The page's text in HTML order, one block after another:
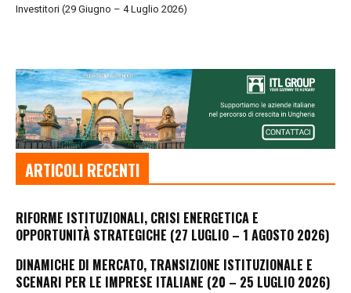
Investitori (29 Giugno – 4 Luglio 2026)
ARTICOLI RECENTI
RIFORME ISTITUZIONALI, CRISI ENERGETICA E
OPPORTUNITÀ STRATEGICHE (27 LUGLIO – 1 AGOSTO 2026)
DINAMICHE DI MERCATO, TRANSIZIONE ISTITUZIONALE E
SCENARI PER LE IMPRESE ITALIANE (20 – 25 LUGLIO 2026)